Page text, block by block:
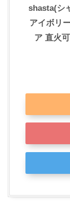
shasta(シ
アイボリ
ア 直火